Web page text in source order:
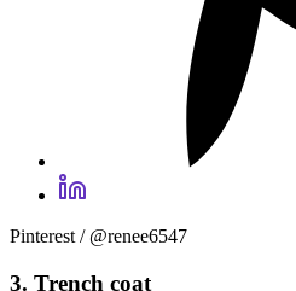
Pinterest / @renee6547
3. Trench coat